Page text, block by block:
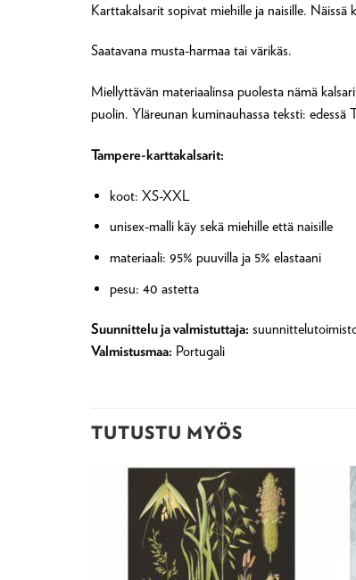
Karttakalsarit sopivat miehille ja naisille. Näissä
Saatavana musta-harmaa tai värikäs.
Miellyttävän materiaalinsa puolesta nämä
puolin. Yläreunan kuminauhassa teksti: edessä
Tampere-karttakalsarit:
koot: XS-XXL
unisex-malli käy sekä miehille että naisille
materiaali: 95% puuvilla ja 5% elastaani
pesu: 40 astetta
Suunnittelu ja valmistuttaja:
Valmistusmaa: Portugali
TUTUSTU MYÖS